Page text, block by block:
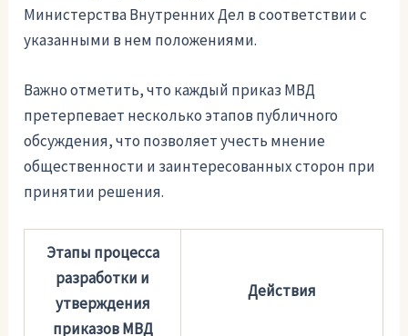
Министерства Внутренних Дел в соответствии с
указанными в нем положениями.
Важно отметить, что каждый приказ МВД
претерпевает несколько этапов публичного
обсуждения, что позволяет учесть мнение
общественности и заинтересованных сторон при
принятии решения.
Этапы процесса
разработки и
утверждения
приказов МВД
Действия